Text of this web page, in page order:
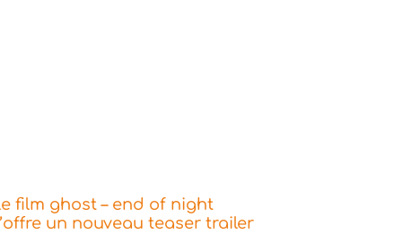
film ghost – end of night
un nouveau teaser trailer